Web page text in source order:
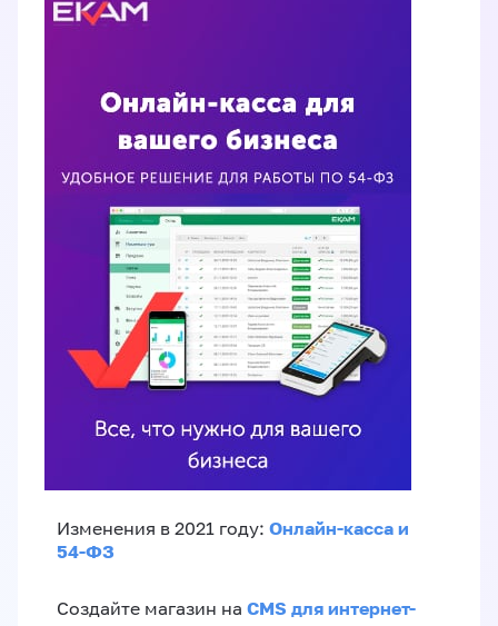
Изменения в 2021 году: Онлайн-касса и
54-ФЗ
Создайте магазин на CMS для интернет-